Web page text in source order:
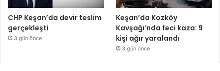
CHP Keşan’da devir teslim
gerçekleşti
3 gün önce
Keşan’da Kozköy
Kavşağı’nda feci kaza: 9
kişi ağır yaralandı
3 gün önce